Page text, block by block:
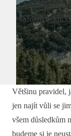
všichni
každém treku.
Většinu pravidel,
jen najít vůli se
všem důsledkům
budeme si je